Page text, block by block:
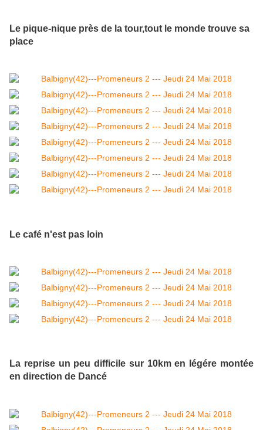
Le pique-nique près de la tour,tout le monde trouve sa
place
Le café n'est pas loin
La reprise un peu difficile sur 10km en légére montée
en direction de Dancé